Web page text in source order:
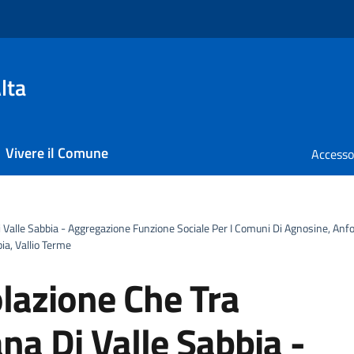
Vivere il Comune
Sabbia - Aggregazione Funzione Sociale Per I Comuni Di Agnosine,
Vallio Terme
Che Tra
Di Valle Sabbia -